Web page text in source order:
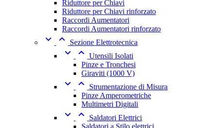
Riduttore per Chiavi
Riduttore per Chiavi rinforzato
Raccordi Aumentatori
Raccordi Aumentatori rinforzato
  Sezione Elettrotecnica
  Utensili Isolati
Pinze e Tronchesi
Giraviti (1000 V)
 
Strumentazione di Misura
Pinze Amperometriche
Multimetri Digitali
 
Saldatori Elettrici
Saldatori a Stilo elettrici